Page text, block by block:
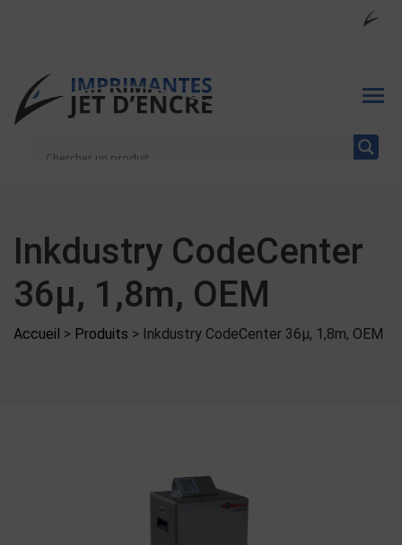
Inkdustry CodeCenter
36µ, 1,8m, OEM
Accueil > Produits > Inkdustry CodeCenter 36µ, 1,8m, OEM